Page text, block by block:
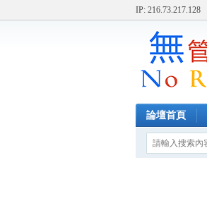
IP: 216.73.217.128
論壇首頁